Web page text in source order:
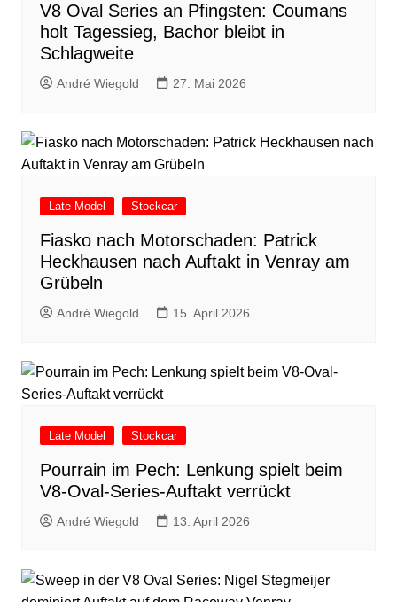
V8 Oval Series an Pfingsten: Coumans
holt Tagessieg, Bachor bleibt in
Schlagweite
André Wiegold 27. Mai 2026
Late Model Stockcar
Fiasko nach Motorschaden: Patrick
Heckhausen nach Auftakt in Venray am
Grübeln
André Wiegold 15. April 2026
Late Model Stockcar
Pourrain im Pech: Lenkung spielt beim
V8-Oval-Series-Auftakt verrückt
André Wiegold 13. April 2026